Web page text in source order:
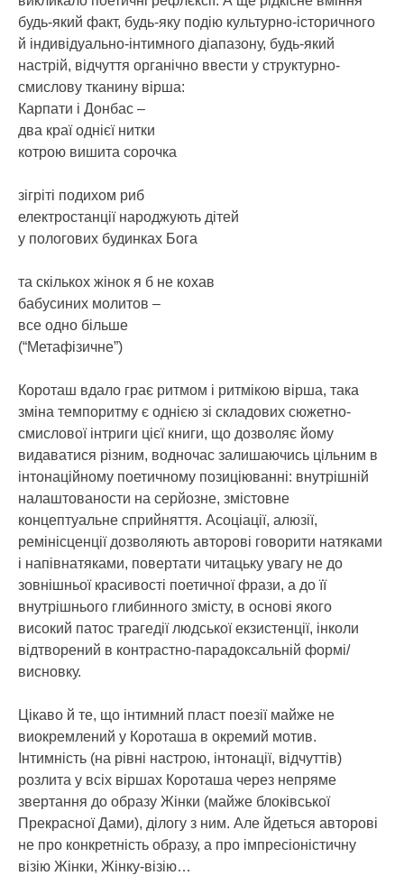
будь-який факт, будь-яку подію культурно-історичного
й індивідуально-інтимного діапазону, будь-який
настрій, відчуття органічно ввести у структурно-
смислову тканину вірша:
Карпати і Донбас –
два краї однієї нитки
котрою вишита сорочка
зігріті подихом риб
електростанції народжують дітей
у пологових будинках Бога
та скількох жінок я б не кохав
бабусиних молитов –
все одно більше
(“Метафізичне”)
Короташ вдало грає ритмом і ритмікою вірша, така
зміна темпоритму є однією зі складових сюжетно-
смислової інтриги цієї книги, що дозволяє йому
видаватися різним, водночас залишаючись цільним в
інтонаційному поетичному позиціюванні: внутрішній
налаштованости на серйозне, змістовне
концептуальне сприйняття. Асоціації, алюзії,
ремінісценції дозволяють авторові говорити натяками
і напівнатяками, повертати читацьку увагу не до
зовнішньої красивості поетичної фрази, а до її
внутрішнього глибинного змісту, в основі якого
високий патос трагедії людської екзистенції, інколи
відтворений в контрастно-парадоксальній формі/
висновку.
Цікаво й те, що інтимний пласт поезії майже не
виокремлений у Короташа в окремий мотив.
Інтимність (на рівні настрою, інтонації, відчуттів)
розлита у всіх віршах Короташа через непряме
звертання до образу Жінки (майже блоківської
Прекрасної Дами), ділогу з ним. Але йдеться авторові
не про конкретність образу, а про імпресіоністичну
візію Жінки, Жінку-візію…